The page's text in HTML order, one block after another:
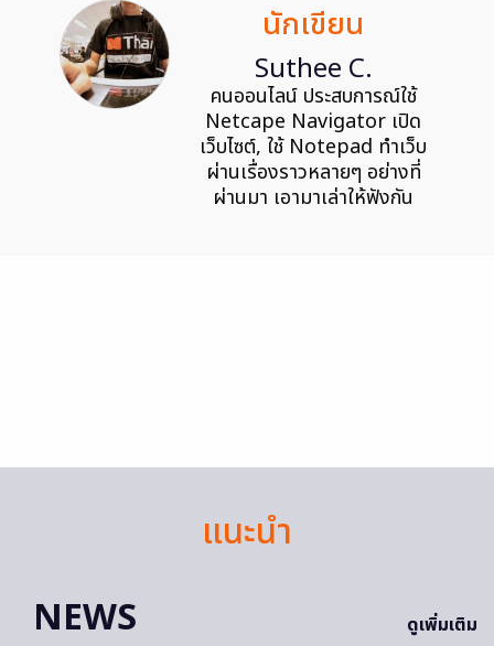
นักเขียน
Suthee C.
คนออนไลน์ ประสบการณ์ใช้
Netcape Navigator เปิด
เว็บไซต์, ใช้ Notepad ทำเว็บ
ผ่านเรื่องราวหลายๆ อย่างที่
ผ่านมา เอามาเล่าให้ฟังกัน
แนะนำ
NEWS
ดูเพิ่มเติม